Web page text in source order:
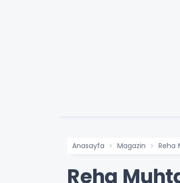
Anasayfa Magazin Reha
Reha